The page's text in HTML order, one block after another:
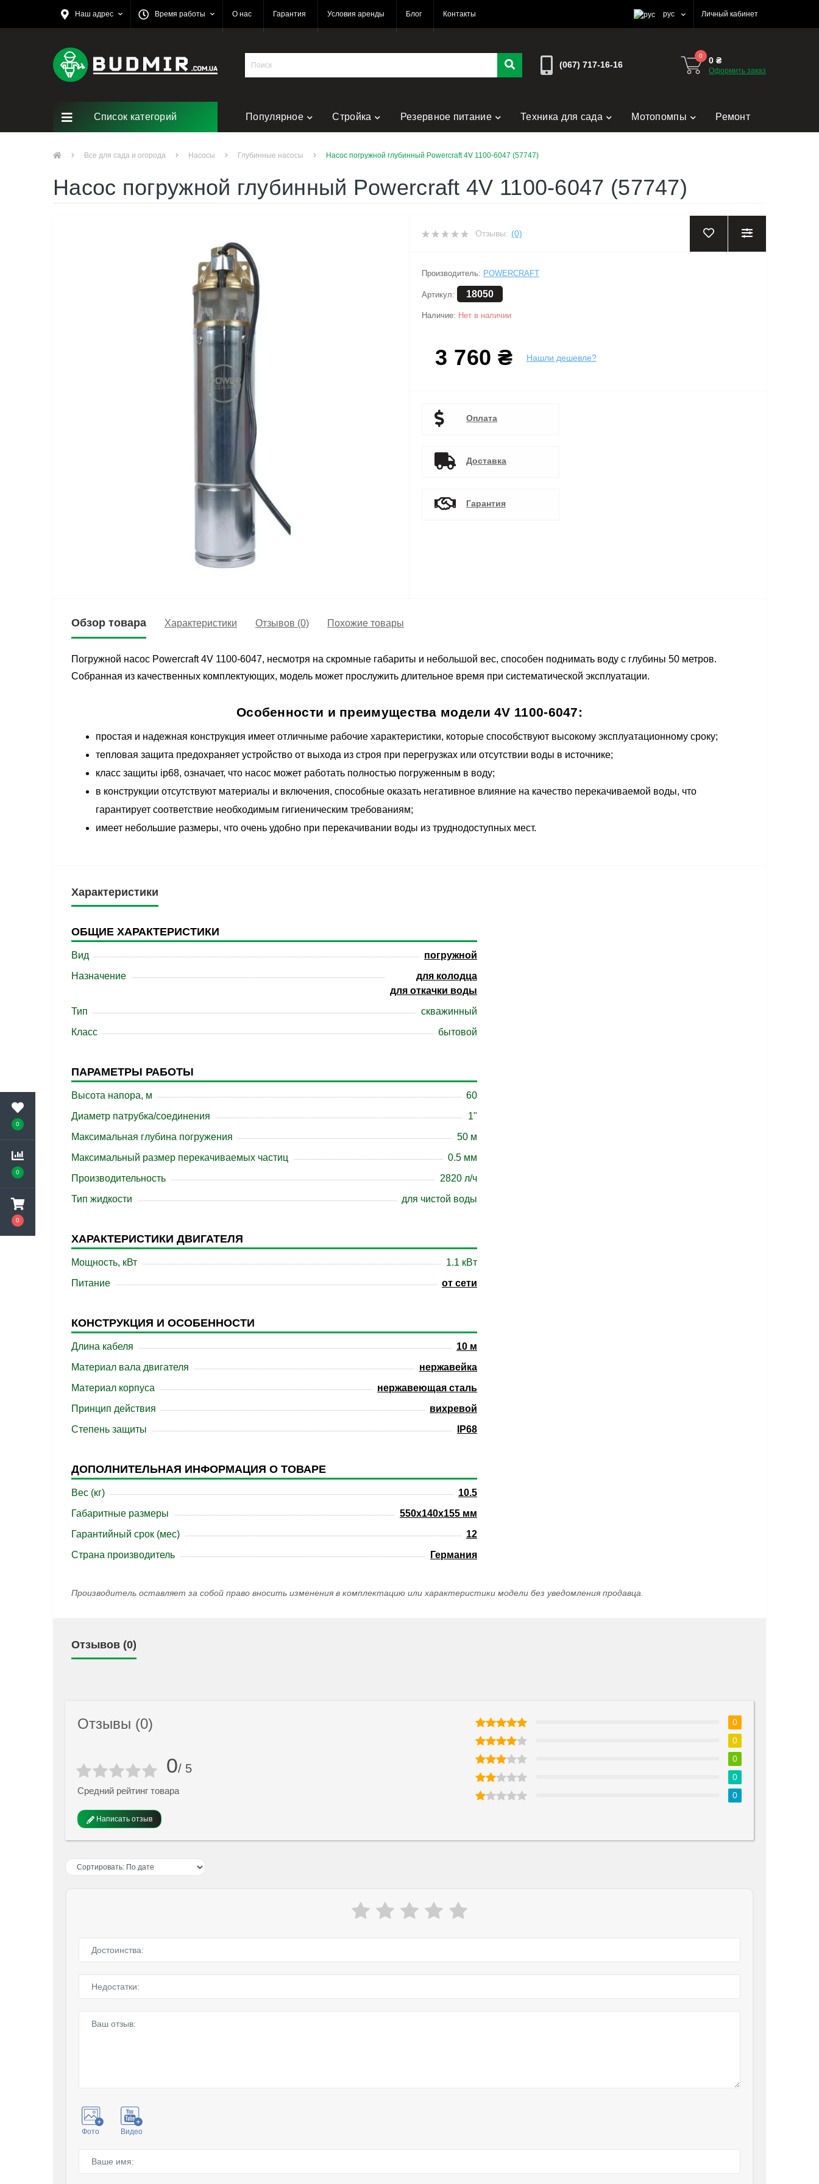
0
0
0
Наш адрес Время работы О нас Гарантия Условия аренды Блог Контакты рус Личный кабинет
(067) 717-16-16
0 0 ₴
Оформить заказ
Список категорий Популярное Стройка Резервное питание Техника для сада Мотопомпы Ремонт
Все для сада и огорода Насосы Глубинные насосы Насос погружной глубинный Powercraft 4V 1100-6047 (57747)
Насос погружной глубинный Powercraft 4V 1100-6047 (57747)
Отзывы: (0)
Производитель: POWERCRAFT
Артикул: 18050
Наличие: Нет в наличии
3 760 ₴ Нашли дешевле?
Оплата
Доставка
Гарантия
Обзор товара Характеристики Отзывов (0) Похожие товары
Погружной насос Powercraft 4V 1100-6047, несмотря на скромные габариты и небольшой вес, способен поднимать воду с глубины 50 метров.
Собранная из качественных комплектующих, модель может прослужить длительное время при систематической эксплуатации.
Особенности и преимущества модели 4V 1100-6047:
простая и надежная конструкция имеет отличныме рабочие характеристики, которые способствуют высокому эксплуатационному сроку;
тепловая защита предохраняет устройство от выхода из строя при перегрузках или отсутствии воды в источнике;
класс защиты ip68, означает, что насос может работать полностью погруженным в воду;
в конструкции отсутствуют материалы и включения, способные оказать негативное влияние на качество перекачиваемой воды, что
гарантирует соответствие необходимым гигиеническим требованиям;
имеет небольшие размеры, что очень удобно при перекачивании воды из труднодоступных мест.
Характеристики
ОБЩИЕ ХАРАКТЕРИСТИКИ
Вид
погружной
Назначение
для колодца
для откачки воды
Тип
скважинный
Класс
бытовой
ПАРАМЕТРЫ РАБОТЫ
Высота напора, м
60
Диаметр патрубка/соединения
1"
Максимальная глубина погружения
50 м
Максимальный размер перекачиваемых частиц
0.5 мм
Производительность
2820 л/ч
Тип жидкости
для чистой воды
ХАРАКТЕРИСТИКИ ДВИГАТЕЛЯ
Мощность, кВт
1.1 кBт
Питание
от сети
КОНСТРУКЦИЯ И ОСОБЕННОСТИ
Длина кабеля
10 м
Материал вала двигателя
нержавейка
Материал корпуса
нержавеющая сталь
Принцип действия
вихревой
Степень защиты
IP68
ДОПОЛНИТЕЛЬНАЯ ИНФОРМАЦИЯ О ТОВАРЕ
Вес (кг)
10.5
Габаритные размеры
550x140x155 мм
Гарантийный срок (мес)
12
Страна производитель
Германия
Производитель оставляет за собой право вносить изменения в комплектацию или характеристики модели без уведомления продавца.
Отзывов (0)
Отзывы (0)
0/ 5
Средний рейтинг товара
Написать отзыв
0
0
0
0
0
Фото Видео